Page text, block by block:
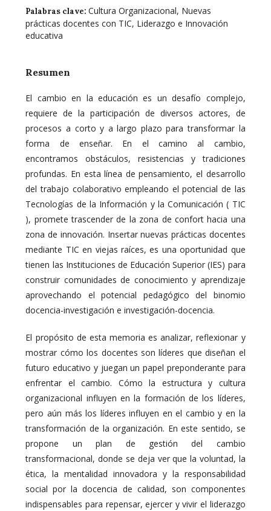
Palabras clave:Cultura Organizacional, Nuevas
prácticas docentes con TIC, Liderazgo e Innovación
educativa
Resumen
El cambio en la educación es un desafío complejo,
requiere de la participación de diversos actores, de
procesos a corto y a largo plazo para transformar la
forma de enseñar. En el camino al cambio,
encontramos obstáculos, resistencias y tradiciones
profundas. En esta línea de pensamiento, el desarrollo
del trabajo colaborativo empleando el potencial de las
Tecnologías de la Información y la Comunicación ( TIC
), promete trascender de la zona de confort hacia una
zona de innovación. Insertar nuevas prácticas docentes
mediante TIC en viejas raíces, es una oportunidad que
tienen las Instituciones de Educación Superior (IES) para
construir comunidades de conocimiento y aprendizaje
aprovechando el potencial pedagógico del binomio
docencia-investigación e investigación-docencia.
El propósito de esta memoria es analizar, reflexionar y
mostrar cómo los docentes son líderes que diseñan el
futuro educativo y juegan un papel preponderante para
enfrentar el cambio. Cómo la estructura y cultura
organizacional influyen en la formación de los líderes,
pero aún más los líderes influyen en el cambio y en la
transformación de la organización. En este sentido, se
propone un plan de gestión del cambio
transformacional, donde se deja ver que la voluntad, la
ética, la mentalidad innovadora y la responsabilidad
social por la docencia de calidad, son componentes
indispensables para repensar, ejercer y vivir el liderazgo